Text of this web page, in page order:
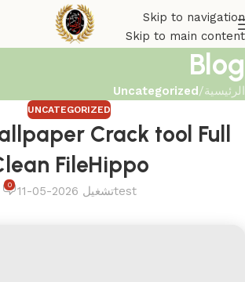
Skip to navigation
Skip to main content
Blog
الرئيسية/
Uncategorized
UNCATEGORIZED
Crack tool Full
FileHippo
testتشغيل 2026-05-11 0